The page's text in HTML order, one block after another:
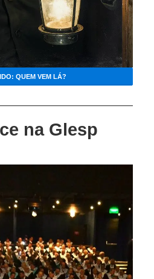
QUEM VEM LÁ?
na Glesp